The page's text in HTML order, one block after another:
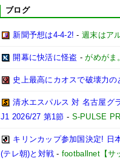
ブログ
新聞予想は4-4-2! -週末はア
開幕に快活に怪盗 -がめがま
史上最高にカオスで破壊力
清水エスパルス 対 名古屋グ
J1 2026/27 第1節 - S-PULSE
キリンカップ参加国決定! 日
(テレ朝)と対戦 - footballnet【サ